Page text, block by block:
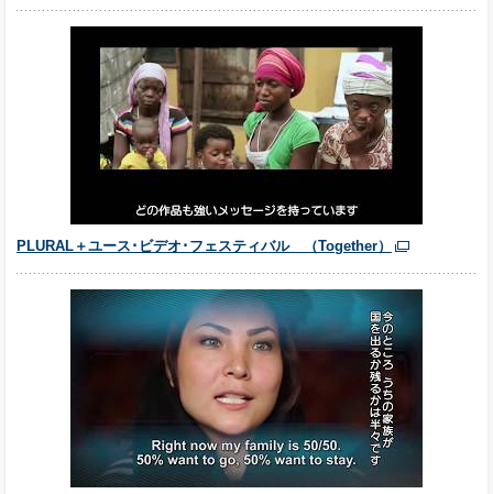
PLURAL＋ユース･ビデオ･フェスティバル （Together）